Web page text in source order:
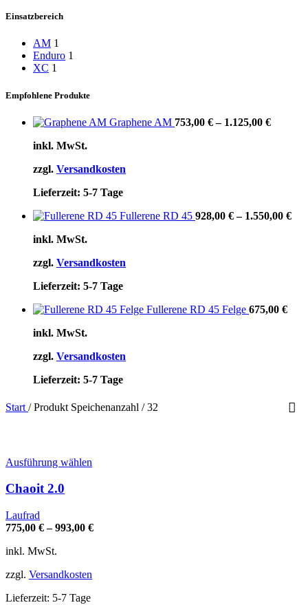
Einsatzbereich
AM 1
Enduro 1
XC 1
Empfohlene Produkte
Graphene AM 753,00 €– 1.125,00 €
inkl. MwSt.
zzgl. Versandkosten
Lieferzeit: 5-7 Tage
Fullerene RD 45 928,00 €– 1.550,00 €
inkl. MwSt.
zzgl. Versandkosten
Lieferzeit: 5-7 Tage
Fullerene RD 45 Felge 675,00 €
inkl. MwSt.
zzgl. Versandkosten
Lieferzeit: 5-7 Tage
Start / Produkt Speichenanzahl / 32
Ausführung wählen
auf.
Chaoit 2.0
Laufrad
775,00 €–993,00 €
inkl. MwSt.
zzgl. Versandkosten
Lieferzeit: 5-7 Tage